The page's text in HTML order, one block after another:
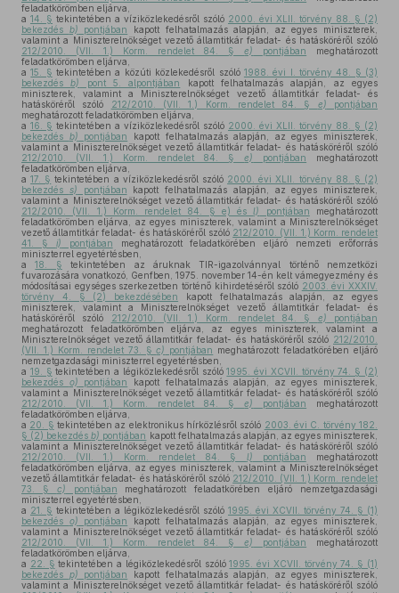
feladatkörömben eljárva,
a 14. § tekintetében a víziközlekedésről szóló 2000. évi XLII. törvény 88. § (2)
bekezdés b) pontjában
kapott felhatalmazás alapján, az egyes miniszterek,
valamint a Miniszterelnökséget vezető államtitkár feladat- és hatásköréről szóló
212/2010. (VII. 1.) Korm. rendelet 84. §e) pontjában meghatározott
feladatkörömben eljárva,
a15. § tekintetében a közúti közlekedésről szóló 1988. évi I. törvény 48. § (3)
bekezdésb) pont 5. alpontjában
kapott felhatalmazás alapján, az egyes
miniszterek, valamint a Miniszterelnökséget vezető államtitkár feladat- és
hatásköréről szóló
212/2010. (VII. 1.) Korm. rendelet 84. § e) pontjában
meghatározott feladatkörömben eljárva,
a 16. § tekintetében a víziközlekedésről szóló 2000. évi XLII. törvény 88. § (2)
bekezdés b) pontjában
kapott felhatalmazás alapján, az egyes miniszterek,
valamint a Miniszterelnökséget vezető államtitkár feladat- és hatásköréről szóló
212/2010. (VII. 1.) Korm. rendelet 84. §e) pontjában meghatározott
feladatkörömben eljárva,
a17. § tekintetében a víziközlekedésről szóló 2000. évi XLII. törvény 88. § (2)
bekezdés s) pontjában kapott felhatalmazás alapján, az egyes miniszterek,
valamint a Miniszterelnökséget vezető államtitkár feladat- és hatásköréről szóló
212/2010. (VII. 1.) Korm. rendelet 84. § e) ésl) pontjában meghatározott
feladatkörömben eljárva, az egyes miniszterek, valamint a Miniszterelnökséget
vezető államtitkár feladat- és hatásköréről szóló 212/2010. (VII. 1.) Korm. rendelet
41. § i) pontjában meghatározott feladatkörében eljáró nemzeti erőforrás
miniszterrel egyetértésben,
a18. § tekintetében az áruknak TIR-igazolvánnyal történő nemzetközi
fuvarozására vonatkozó, Genfben, 1975. november 14-én kelt vámegyezmény és
módosításai egységes szerkezetben történő kihirdetéséről szóló 2003. évi XXXIV.
törvény 4. § (2) bekezdésében kapott felhatalmazás alapján, az egyes
miniszterek, valamint a Miniszterelnökséget vezető államtitkár feladat- és
hatásköréről szóló
212/2010. (VII. 1.) Korm. rendelet 84. § e) pontjában
meghatározott feladatkörömben eljárva, az egyes miniszterek, valamint a
Miniszterelnökséget vezető államtitkár feladat- és hatásköréről szóló 212/2010.
(VII. 1.) Korm. rendelet 73. §c) pontjában meghatározott feladatkörében eljáró
nemzetgazdasági miniszterrel egyetértésben,
a 19. § tekintetében a légiközlekedésről szóló1995. évi XCVII. törvény 74. § (2)
bekezdés o) pontjában
kapott felhatalmazás alapján, az egyes miniszterek,
valamint a Miniszterelnökséget vezető államtitkár feladat- és hatásköréről szóló
212/2010. (VII. 1.) Korm. rendelet 84. §e) pontjában meghatározott
feladatkörömben eljárva,
a 20. § tekintetében az elektronikus hírközlésről szóló 2003. évi C. törvény 182.
§ (2) bekezdésb) pontjában kapott felhatalmazás alapján, az egyes miniszterek,
valamint a Miniszterelnökséget vezető államtitkár feladat- és hatásköréről szóló
212/2010. (VII. 1.) Korm. rendelet 84. § l) pontjában meghatározott
feladatkörömben eljárva, az egyes miniszterek, valamint a Miniszterelnökséget
vezető államtitkár feladat- és hatásköréről szóló 212/2010. (VII. 1.) Korm. rendelet
73. § c) pontjában meghatározott feladatkörében eljáró nemzetgazdasági
miniszterrel egyetértésben,
a 21. § tekintetében a légiközlekedésről szóló 1995. évi XCVII. törvény 74. § (1)
bekezdés o) pontjában
kapott felhatalmazás alapján, az egyes miniszterek,
valamint a Miniszterelnökséget vezető államtitkár feladat- és hatásköréről szóló
212/2010. (VII. 1.) Korm. rendelet 84. §e) pontjában meghatározott
feladatkörömben eljárva,
a 22. § tekintetében a légiközlekedésről szóló1995. évi XCVII. törvény 74. § (1)
bekezdés p) pontjában
kapott felhatalmazás alapján, az egyes miniszterek,
valamint a Miniszterelnökséget vezető államtitkár feladat- és hatásköréről szóló